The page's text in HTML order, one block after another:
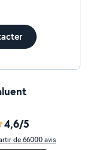
4,6/5
de 66000 avis